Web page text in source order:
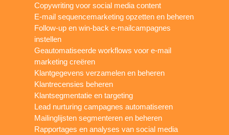
Copywriting voor social media content
E-mail sequencemarketing opzetten en beheren
Follow-up en win-back e-mailcampagnes
instellen
Geautomatiseerde workflows voor e-mail
marketing creëren
Klantgegevens verzamelen en beheren
Klantrecensies beheren
Klantsegmentatie en targeting
Lead nurturing campagnes automatiseren
Mailinglijsten segmenteren en beheren
Rapportages en analyses van social media